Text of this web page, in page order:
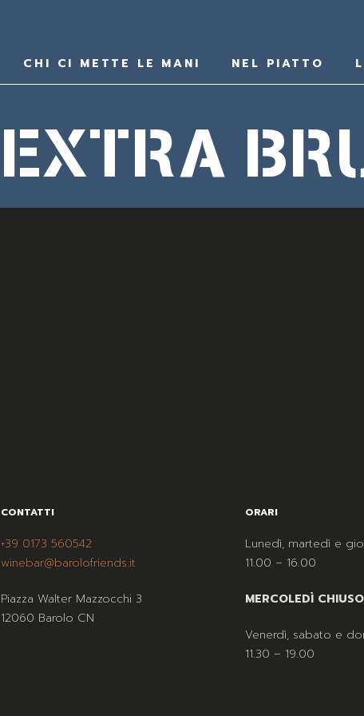
CHI CI METTE LE MANI NEL PIATTO
EXTRA
CONTATTI
+39 0173 560542
winebar@barolofriends.it
Piazza Walter Mazzocchi 3
12060 Barolo CN
ORARI
Lunedì, martedì e
11.00 – 16.00
MERCOLEDÌ CHIUSO
Venerdì, sabato e
11.30 – 19.00